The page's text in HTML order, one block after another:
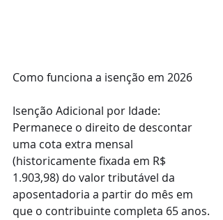
Como funciona a isenção em 2026
Isenção Adicional por Idade:
Permanece o direito de descontar
uma cota extra mensal
(historicamente fixada em R$
1.903,98) do valor tributável da
aposentadoria a partir do mês em
que o contribuinte completa 65 anos.